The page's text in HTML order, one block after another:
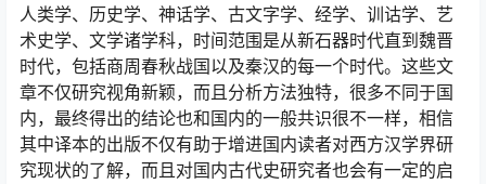
人类学、历史学、神话学、古文字学、经学、训诂学、艺
术史学、文学诸学科，时间范围是从新石器时代直到魏晋
时代，包括商周春秋战国以及秦汉的每一个时代。这些文
章不仅研究视角新颖，而且分析方法独特，很多不同于国
内，最终得出的结论也和国内的一般共识很不一样，相信
其中译本的出版不仅有助于增进国内读者对西方汉学界研
究现状的了解，而且对国内古代史研究者也会有一定的启